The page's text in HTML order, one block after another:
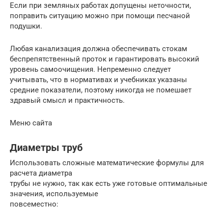
Если при земляных работах допущены неточности,
поправить ситуацию можно при помощи песчаной
подушки.
Любая канализация должна обеспечивать стокам
беспрепятственный проток и гарантировать высокий
уровень самоочищения. Непременно следует
учитывать, что в нормативах и учебниках указаны
средние показатели, поэтому никогда не помешает
здравый смысл и практичность.
Меню сайта
Диаметры труб
Использовать сложные математические формулы для
расчета диаметра
трубы не нужно, так как есть уже готовые оптимальные
значения, используемые
повсеместно: